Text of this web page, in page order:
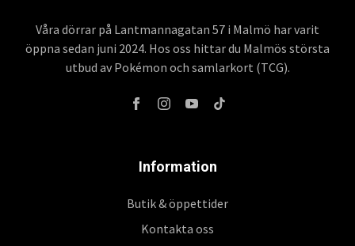
Våra dörrar på Lantmannagatan 57 i Malmö har varit
öppna sedan juni 2024. Hos oss hittar du Malmös största
utbud av Pokémon och samlarkort (TCG).
Information
Butik & öppettider
Kontakta oss